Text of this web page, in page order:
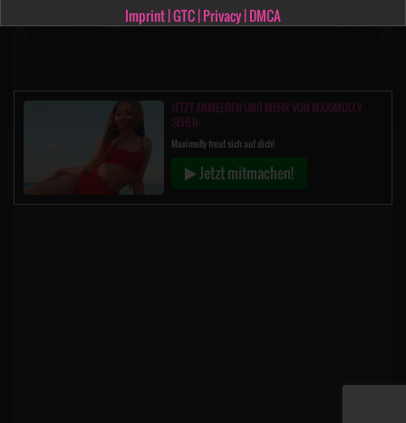
Imprint|GTC|Privacy|DMCA
Tight-Tini (30)
JETZT ANMELDEN UND MEHR VON MAXIMOLLY
SEHEN:
Maximolly freut sich auf dich!
Jetzt mitmachen!